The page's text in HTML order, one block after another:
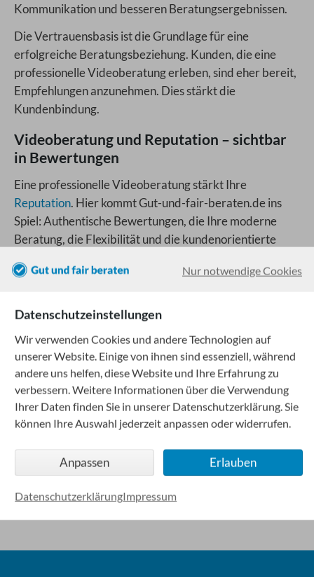
Kommunikation und besseren Beratungsergebnissen.
Die Vertrauensbasis ist die Grundlage für eine
erfolgreiche Beratungsbeziehung. Kunden, die eine
professionelle Videoberatung erleben, sind eher bereit,
Empfehlungen anzunehmen. Dies stärkt die
Kundenbindung.
Videoberatung und Reputation – sichtbar
in Bewertungen
Eine professionelle Videoberatung stärkt Ihre
Reputation. Hier kommt Gut-und-fair-beraten.de ins
Spiel: Authentische Bewertungen, die Ihre moderne
Beratung, die Flexibilität und die kundenorientierte
nachhaltig und zeigen potenziellen Neukunden, dass sie
können.
Das könnte Sie auch interessieren
Erreichbarkeit
Terminvereinbarung
Servicequalität
Kundenzentrierung
Nur notwendige Cookies
Datenschutzeinstellungen
Wir verwenden Cookies und andere Technologien auf
unserer Website. Einige von ihnen sind essenziell, während
andere uns helfen, diese Website und Ihre Erfahrung zu
verbessern. Weitere Informationen über die Verwendung
Ihrer Daten finden Sie in unserer Datenschutzerklärung. Sie
können Ihre Auswahl jederzeit anpassen oder widerrufen.
Anpassen Erlauben
DatenschutzerklärungImpressum